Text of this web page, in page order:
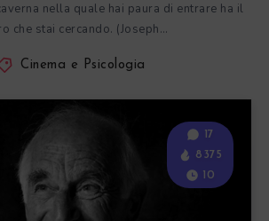
nella quale hai paura di entrare ha il
che stai cercando. (Joseph…
Cinema e Psicologia
17
8375
10